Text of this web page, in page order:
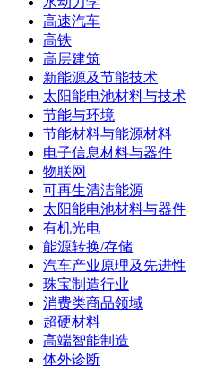
高速汽车
高铁
高层建筑
新能源及节能技术
太阳能电池材料与技术
节能与环境
节能材料与能源材料
电子信息材料与器件
物联网
可再生清洁能源
太阳能电池材料与器件
有机光电
能源转换/存储
汽车产业原理及先进性
珠宝制造行业
消费类商品领域
超硬材料
高端智能制造
体外诊断